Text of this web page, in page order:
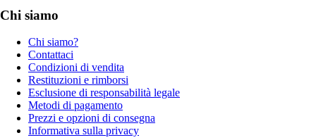
Chi siamo
Chi siamo?
Contattaci
Condizioni di vendita
Restituzioni e rimborsi
Esclusione di responsabilità legale
Metodi di pagamento
Prezzi e opzioni di consegna
Informativa sulla privacy